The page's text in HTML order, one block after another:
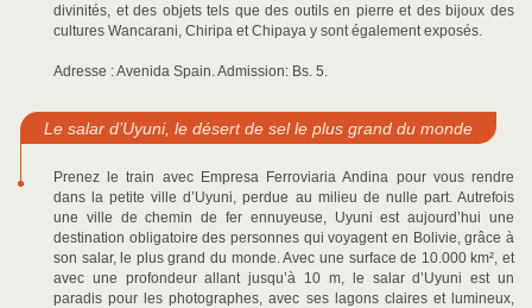
divinités, et des objets tels que des outils en pierre et des bijoux des
cultures Wancarani, Chiripa et Chipaya y sont également exposés.
Adresse : Avenida Spain. Admission: Bs. 5.
Le salar d’Uyuni, le désert de sel le plus grand du monde
Prenez le train avec Empresa Ferroviaria Andina pour vous rendre
dans la petite ville d’Uyuni, perdue au milieu de nulle part. Autrefois
une ville de chemin de fer ennuyeuse, Uyuni est aujourd’hui une
destination obligatoire des personnes qui voyagent en Bolivie, grâce à
son salar, le plus grand du monde. Avec une surface de 10.000 km², et
avec une profondeur allant jusqu’à 10 m, le salar d’Uyuni est un
paradis pour les photographes, avec ses lagons claires et lumineux,